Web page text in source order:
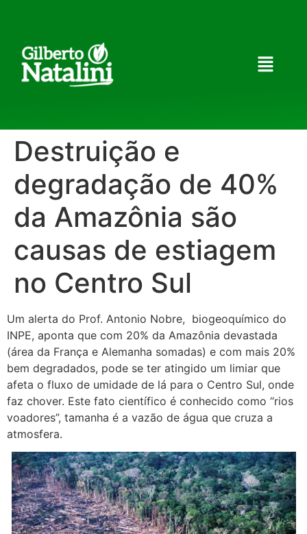
Destruição e
degradação de 40%
da Amazônia são
causas de estiagem
no Centro Sul
Um alerta do Prof. Antonio Nobre, biogeoquímico do
INPE, aponta que com 20% da Amazônia devastada
(área da França e Alemanha somadas) e com mais 20%
bem degradados, pode se ter atingido um limiar que
afeta o fluxo de umidade de lá para o Centro Sul, onde
faz chover. Este fato científico é conhecido como “rios
voadores”, tamanha é a vazão de água que cruza a
atmosfera.